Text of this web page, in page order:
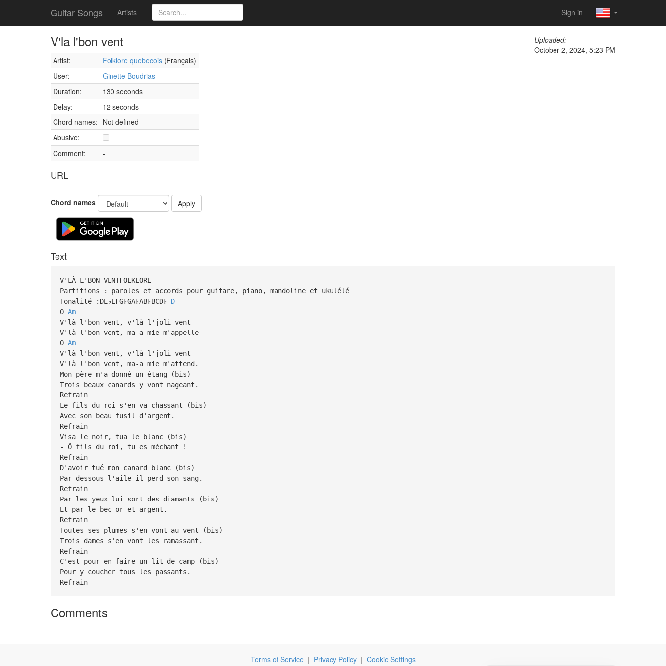
Guitar Songs Artists Sign in
V'la l'bon vent
Artist: Folklore quebecois (Français)
User:
Ginette Boudrias
Duration:
130 seconds
Delay:
12 seconds
Chord names: Not defined
Abusive:
Comment:
-
URL
Uploaded:
October 2, 2024, 5:23 PM
Chord names Apply
Text
V'LÀ L'BON VENTFOLKLORE
Partitions : paroles et accords pour guitare, piano, mandoline et ukulélé
Tonalité :DE♭EFG♭GA♭AB♭BCD♭ D
O Am
V'là l'bon vent, v'là l'joli vent
V'là l'bon vent, ma-a mie m'appelle
O Am
V'là l'bon vent, v'là l'joli vent
V'là l'bon vent, ma-a mie m'attend.
Mon père m'a donné un étang (bis)
Trois beaux canards y vont nageant.
Refrain
Le fils du roi s'en va chassant (bis)
Avec son beau fusil d'argent.
Refrain
Visa le noir, tua le blanc (bis)
- Ô fils du roi, tu es méchant !
Refrain
D'avoir tué mon canard blanc (bis)
Par-dessous l'aile il perd son sang.
Refrain
Par les yeux lui sort des diamants (bis)
Et par le bec or et argent.
Refrain
Toutes ses plumes s'en vont au vent (bis)
Trois dames s'en vont les ramassant.
Refrain
C'est pour en faire un lit de camp (bis)
Pour y coucher tous les passants.
Refrain
Comments
Terms of Service| Privacy Policy| Cookie Settings